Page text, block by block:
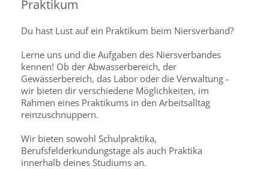
Praktikum
Du hast Lust auf ein Praktikum beim Niersverband?
Lerne uns und die Aufgaben des Niersverbandes
kennen! Ob der Abwasserbereich, der
Gewässerbereich, das Labor oder die Verwaltung -
wir bieten dir verschiedene Möglichkeiten, im
Rahmen eines Praktikums in den Arbeitsalltag
reinzuschnuppern.
Wir bieten sowohl Schulpraktika,
Berufsfelderkundungstage als auch Praktika
innerhalb deines Studiums an.